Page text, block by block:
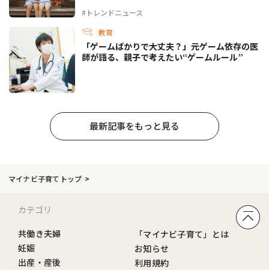
#トレンドニュース
教育
「ゲームばかりで大丈夫？」元ゲーム依存の医
師が語る、親子で考えたい“ゲームルール”
最新記事をもっと見る
マイナビ子育てトップ
カテゴリ
共働き夫婦
妊娠
出産・産後
「マイナビ子育て」とは
お知らせ
利用規約